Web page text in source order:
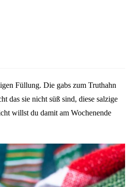
Füllung. Die gabs zum Truthahn
das sie nicht süß sind, diese salzige
willst du damit am Wochenende